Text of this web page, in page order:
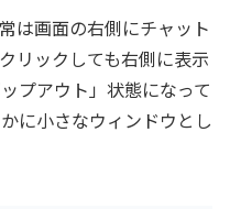
は画面の右側にチャット
リックしても右側に表示
プアウト」状態になって
に小さなウィンドウとし